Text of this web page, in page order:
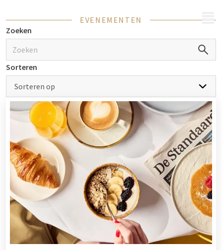
EVENEMENTEN
Zoeken
Sorteren
Sorteren op